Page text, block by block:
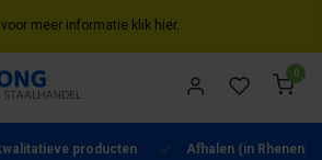
meer informatie klik hier.
0
producten Afhalen (in Rhenen)